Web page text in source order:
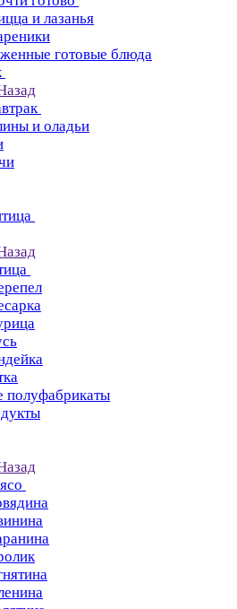
и лазанья
готовые блюда
и оладьи
полуфабрикаты